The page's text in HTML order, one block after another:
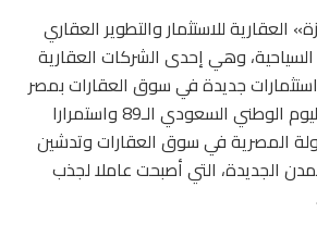
للاستثمار والتطوير العقاري
وهي إحدى الشركات العقارية
جديدة في سوق العقارات بمصر
بالتزامن مع احتفالات اليوم الوطني السعودي الـ89 واستمرارا
المصرية في سوق العقارات وتدشين
الجديدة، التي أصبحت عاملا لجذب